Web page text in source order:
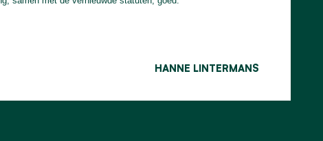
HANNE LINTERMANS